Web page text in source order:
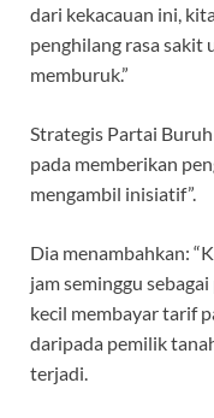
dari kekacauan ini,
penghilang rasa sakit
memburuk.”
Strategis Partai
pada memberikan
mengambil inisiatif”.
Dia menambahkan:
jam seminggu
kecil membayar tarif
daripada pemilik
terjadi.